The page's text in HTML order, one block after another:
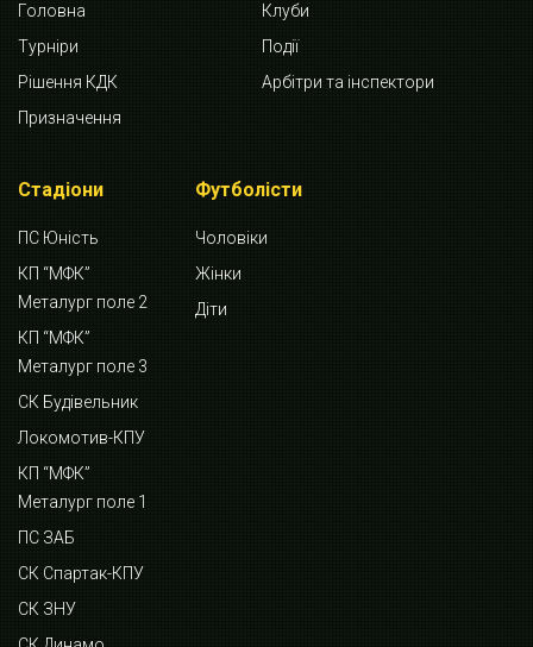
Головна
Клуби
Турніри
Події
Рішення КДК
Арбітри та інспектори
Призначення
Стадіони
ПС Юність
КП “МФК”
Металург поле 2
КП “МФК”
Металург поле 3
СК Будівельник
Локомотив-КПУ
КП “МФК”
Металург поле 1
ПС ЗАБ
СК Спартак-КПУ
СК ЗНУ
Футболісти
Чоловіки
Жінки
Діти